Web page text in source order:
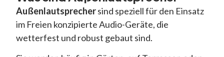
Außenlautsprechersind speziell für den Einsatz
im Freien konzipierte Audio-Geräte, die
wetterfest und robust gebaut sind.